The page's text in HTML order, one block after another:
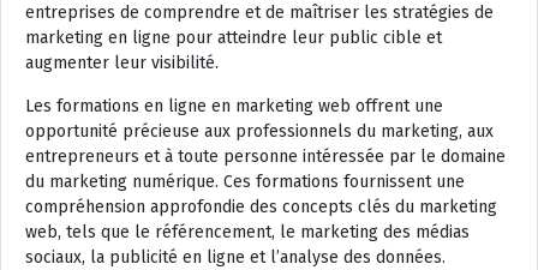
entreprises de comprendre et de maîtriser les stratégies de
marketing en ligne pour atteindre leur public cible et
augmenter leur visibilité.
Les formations en ligne en marketing web offrent une
opportunité précieuse aux professionnels du marketing, aux
entrepreneurs et à toute personne intéressée par le domaine
du marketing numérique. Ces formations fournissent une
compréhension approfondie des concepts clés du marketing
web, tels que le référencement, le marketing des médias
sociaux, la publicité en ligne et l’analyse des données.